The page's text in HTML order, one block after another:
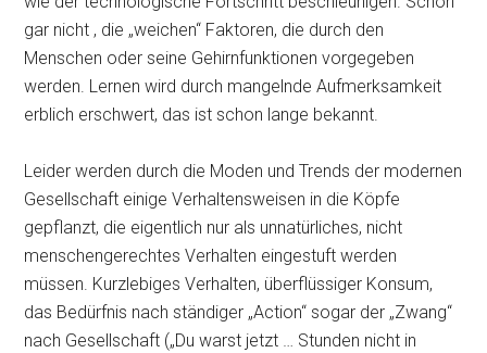
gar nicht , die „weichen“ Faktoren, die durch den
Menschen oder seine Gehirnfunktionen vorgegeben
werden. Lernen wird durch mangelnde Aufmerksamkeit
erblich erschwert, das ist schon lange bekannt.
Leider werden durch die Moden und Trends der modernen
Gesellschaft einige Verhaltensweisen in die Köpfe
gepflanzt, die eigentlich nur als unnatürliches, nicht
menschengerechtes Verhalten eingestuft werden
müssen. Kurzlebiges Verhalten, überflüssiger Konsum,
das Bedürfnis nach ständiger „Action“ sogar der „Zwang“
nach Gesellschaft („Du warst jetzt … Stunden nicht in